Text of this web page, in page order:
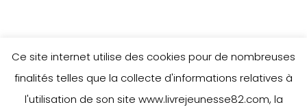
Ce site internet utilise des cookies pour de nombreuses
finalités telles que la collecte d'informations relatives à
l'utilisation de son site www.livrejeunesse82.com, la